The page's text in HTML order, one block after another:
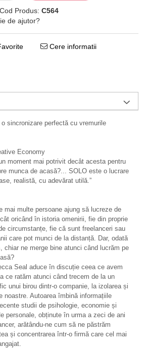
Cod Produs: C564
de ajutor?
Cere informatii
sincronizare perfectă cu vremurile
Economy
moment mai potrivit decât acesta pentru
munca de acasă?... SOLO este o lucrare
realistă, cu adevărat utilă.”
mai multe persoane ajung să lucreze de
oricând în istoria omenirii, fie din proprie
circumstanțe, fie că sunt freelanceri sau
care pot munci de la distanță. Dar, odată
chiar ne merge bine atunci când lucrăm pe
Seal aduce în discuție ceea ce avem
ce ratăm atunci când trecem de la un
unui birou dintr-o companie, la izolarea și
noastre. Autoarea îmbină informațiile
studii de psihologie, economie și
personale, obținute în urma a zeci de ani
arătându-ne cum să ne păstrăm
și concentrarea într-o firmă care cel mai